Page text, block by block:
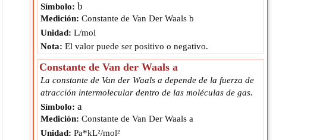
Símbolo: b
Medición: Constante de Van Der Waals b
Unidad: L/mol
Nota: El valor puede ser positivo o negativo.
Constante de Van der Waals a
La constante de Van der Waals a depende de la fuerza de
atracción intermolecular dentro de las moléculas de gas.
Símbolo: a
Medición: Constante de Van Der Waals a
Unidad: Pa*kL²/mol²